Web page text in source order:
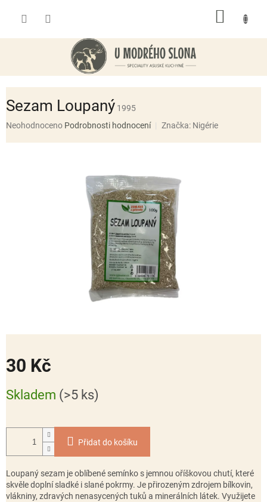
Sezam Loupaný 1995
Průměrné
Neohodnoceno Podrobnosti hodnocení Značka: Nigérie
30 Kč
cena:
Skladem (>5 ks)
Přidat do košíku
Loupaný sezam je oblíbené semínko s jemnou oříškovou chutí, které
skvěle doplní sladké i slané pokrmy. Je přirozeným zdrojem bílkovin,
vlákniny, zdravých nenasycených tuků a minerálních látek. Využijete